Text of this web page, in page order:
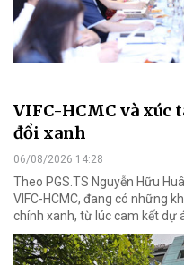
VIFC-HCMC và xúc
đổi xanh
06/08/2026 14:28
Theo PGS.TS Nguyễn Hữu
VIFC-HCMC, đang có những
chính xanh, từ lúc cam kết dự